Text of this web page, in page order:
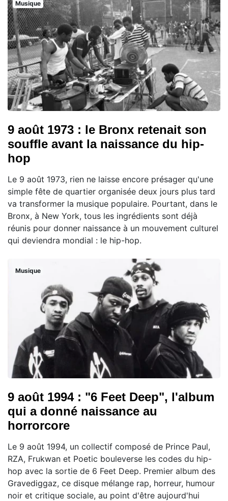
Musique
9 août 1973 : le Bronx retenait son
souffle avant la naissance du hip-
hop
Le 9 août 1973, rien ne laisse encore présager qu'une
simple fête de quartier organisée deux jours plus tard
va transformer la musique populaire. Pourtant, dans le
Bronx, à New York, tous les ingrédients sont déjà
réunis pour donner naissance à un mouvement culturel
qui deviendra mondial : le hip-hop.
Musique
9 août 1994 : "6 Feet Deep", l'album
qui a donné naissance au
horrorcore
Le 9 août 1994, un collectif composé de Prince Paul,
RZA, Frukwan et Poetic bouleverse les codes du hip-
hop avec la sortie de 6 Feet Deep. Premier album des
Gravediggaz, ce disque mélange rap, horreur, humour
noir et critique sociale, au point d'être aujourd'hui